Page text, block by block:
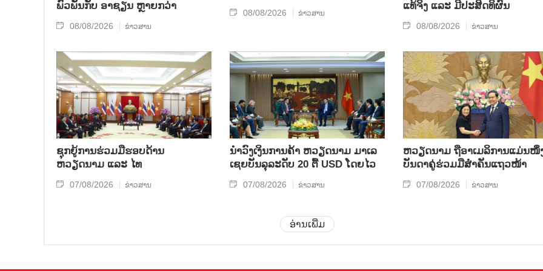
ພົວພັນກັບ ອາຊຽນ ຫຼາຍກວ່າ
08/08/2026 ຂ່າວສານ
08/08/2026 ຂ່າວສານ
ແທ້​ຈິງ ແລະ ມີ​ປະ​ສິດ​ທິ​ຜົນ
08/08/2026 ຂ່າວສານ
ຊຸກຍູ້ການຮ່ວມມືຮອບດ້ານ
ຫວຽດນາມ ແລະ ໄທ
07/08/2026 ຂ່າວສານ
ນຳ​ວົງ​ເງິນ​ການ​ຄ້າ ຫວຽດ​ນາມ ມາ​ເລ​
ເຊຍ​ບັນ​ລຸ​ລະ​ດັບ 20 ຕື້ USD ໂດຍ​ໄວ
07/08/2026 ຂ່າວສານ
ຫ​ວຽດ​ນາມ ຖື​ອາ​ເມ​ລິ​ການ​ແມ່ນ​ໜຶ່
ບັນ​ດາ​ຄູ່​ຮ່ວມ​ມື​ສຳ​ຄັນ​ແຖວ​ໜ້າ
07/08/2026 ຂ່າວສານ
ອ່ານເພີ່ມ